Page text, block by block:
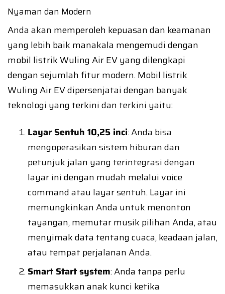
Nyaman dan Modern
Anda akan memperoleh kepuasan dan keamanan
yang lebih baik manakala mengemudi dengan
mobil listrik Wuling Air EV yang dilengkapi
dengan sejumlah fitur modern. Mobil listrik
Wuling Air EV dipersenjatai dengan banyak
teknologi yang terkini dan terkini yaitu:
Layar Sentuh 10,25 inci: Anda bisa
mengoperasikan sistem hiburan dan
petunjuk jalan yang terintegrasi dengan
layar ini dengan mudah melalui voice
command atau layar sentuh. Layar ini
memungkinkan Anda untuk menonton
tayangan, memutar musik pilihan Anda, atau
menyimak data tentang cuaca, keadaan jalan,
atau tempat perjalanan Anda.
Smart Start system: Anda tanpa perlu
memasukkan anak kunci ketika